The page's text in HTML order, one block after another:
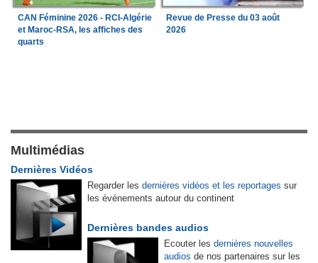
CAN Féminine 2026 - RCI-Algérie
et Maroc-RSA, les affiches des
quarts
Revue de Presse du 03 août
2026
Multimédias
Dernières Vidéos
Regarder les dernières vidéos et les reportages sur
les événements autour du continent
Dernières bandes audios
Ecouter les dernières nouvelles
audios de nos partenaires sur les